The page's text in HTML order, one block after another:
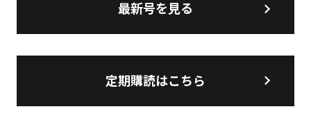
最新号を見る
定期購読はこちら